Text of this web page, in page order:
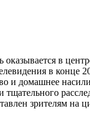
в
в конце
и домашнее
зрителям на